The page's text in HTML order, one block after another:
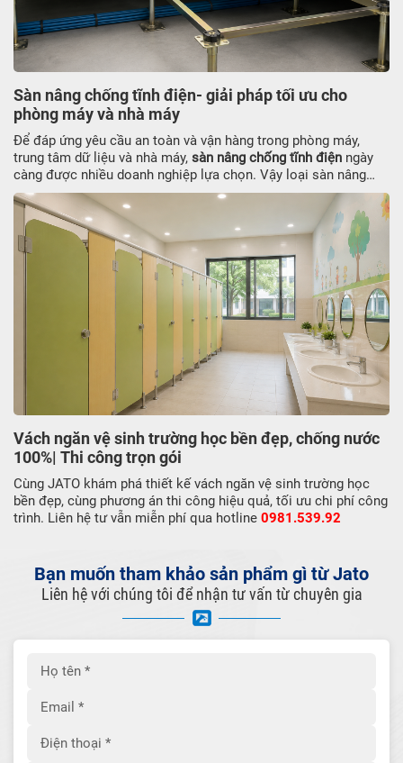
Sàn nâng chống tĩnh điện- giải pháp tối ưu cho
phòng máy và nhà máy
Để đáp ứng yêu cầu an toàn và vận hàng trong phòng máy,
trung tâm dữ liệu và nhà máy, sàn nâng chống tĩnh điện ngày
càng được nhiều doanh nghiệp lựa chọn. Vậy loại sàn nâng
này có ưu điểm gì, cấu tạo ra sao và chi phí thi công thế nào?
Cùng JATO tìm hiểu ngay thông tin dưới đây
Vách ngăn vệ sinh trường học bền đẹp, chống nước
100%| Thi công trọn gói
Cùng JATO khám phá thiết kế vách ngăn vệ sinh trường học
bền đẹp, cùng phương án thi công hiệu quả, tối ưu chi phí công
trình. Liên hệ tư vẫn miễn phí qua hotline 0981.539.92
Bạn muốn tham khảo sản phẩm gì từ Jato
Liên hệ với chúng tôi để nhận tư vấn từ chuyên gia